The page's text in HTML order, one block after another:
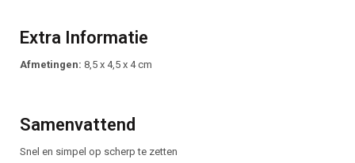
Extra Informatie
Afmetingen: 8,5 x 4,5 x 4 cm
Samenvattend
Snel en simpel op scherp te zetten